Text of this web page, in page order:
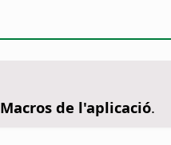
Macros de l'aplicació.